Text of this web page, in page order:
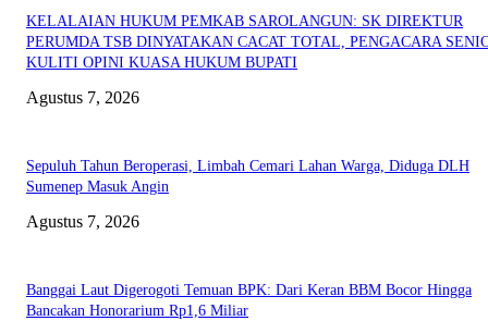
KELALAIAN HUKUM PEMKAB SAROLANGUN: SK DIREKTUR
PERUMDA TSB DINYATAKAN CACAT TOTAL, PENGACARA
KULITI OPINI KUASA HUKUM BUPATI
Agustus 7, 2026
Sepuluh Tahun Beroperasi, Limbah Cemari Lahan Warga, Diduga DLH
Sumenep Masuk Angin
Agustus 7, 2026
Banggai Laut Digerogoti Temuan BPK: Dari Keran BBM Bocor Hingga
Bancakan Honorarium Rp1,6 Miliar